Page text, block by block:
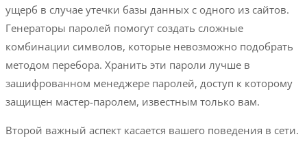
ущерб в случае утечки базы данных с одного из сайтов.
Генераторы паролей помогут создать сложные
комбинации символов, которые невозможно подобрать
методом перебора. Хранить эти пароли лучше в
зашифрованном менеджере паролей, доступ к которому
защищен мастер-паролем, известным только вам.
Второй важный аспект касается вашего поведения в сети.